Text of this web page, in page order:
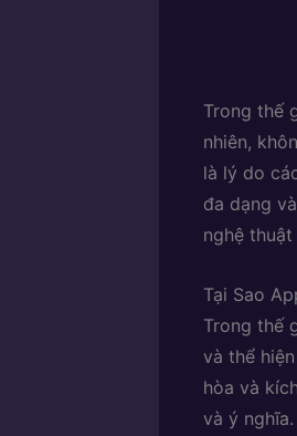
Trong thế
nhiên,
là lý do
đa dạng
nghệ thuật
Tại Sao
Trong thế
và thể
hòa và
và ý